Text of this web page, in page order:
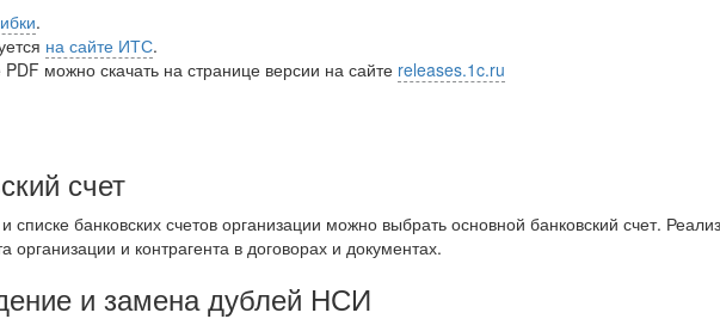
.
на сайте ИТС.
можно скачать на странице версии на сайте releases.1c.ru
счет
и списке банковских счетов организации можно выбрать основной банковский счет.
организации и контрагента в договорах и документах.
и замена дублей НСИ